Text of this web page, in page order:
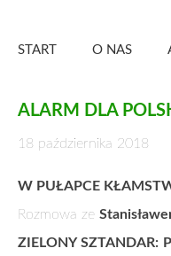
content
START O NAS
ALARM DLA
18 października 2018
W PUŁAPCE
Rozmowa ze
ZIELONY SZTANDAR: